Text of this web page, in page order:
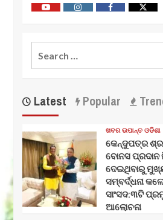
YoutubeVimeo Facebook
Latest Popular
ଖବର ଉପାନ୍ତ ଓଡିଶା
କେନ୍ଦୁପତ୍ର
ବୋନସ
ଦେଇଥିବାରୁ
ସମ୍ବର୍ଦ୍ଧନା
ସାଂସଦ:୩ଟି
ଆଲୋଚନା